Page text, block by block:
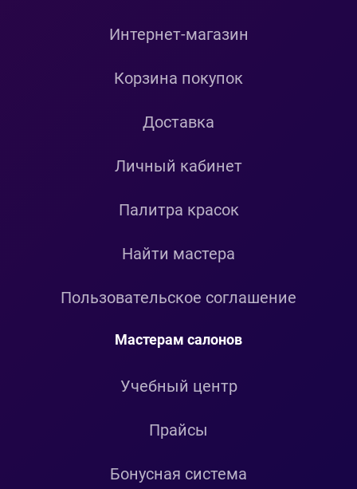
Интернет-магазин
Корзина покупок
Доставка
Личный кабинет
Палитра красок
Найти мастера
Пользовательское соглашение
Мастерам салонов
Учебный центр
Прайсы
Бонусная система